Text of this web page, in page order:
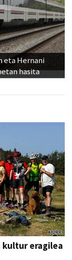
eta Hernani
hasita
kultur eragilea